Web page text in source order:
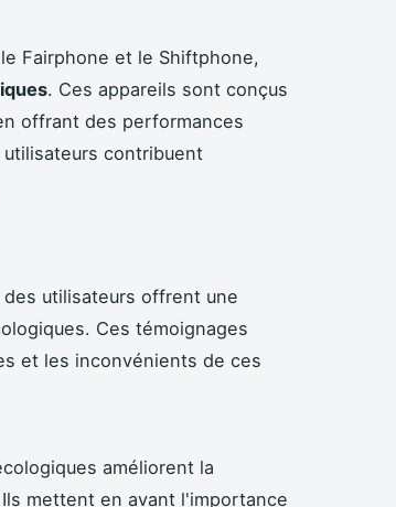
Fairphone et le Shiftphone,
. Ces appareils sont conçus
offrant des performances
contribuent
des utilisateurs offrent une
Ces témoignages
et les inconvénients de ces
améliorent la
mettent en avant l'importance